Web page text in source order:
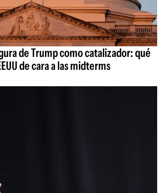
de Trump como catalizador: qué
de cara a las midterms